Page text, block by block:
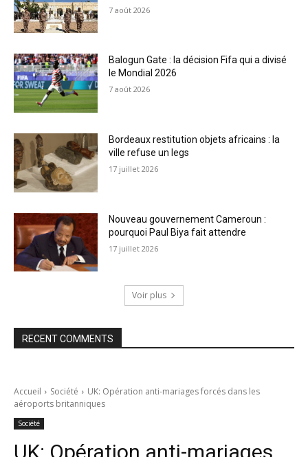
7 août 2026
Balogun Gate : la décision Fifa qui a divisé
le Mondial 2026
7 août 2026
Bordeaux restitution objets africains : la
ville refuse un legs
17 juillet 2026
Nouveau gouvernement Cameroun :
pourquoi Paul Biya fait attendre
17 juillet 2026
Voir plus
RECENT COMMENTS